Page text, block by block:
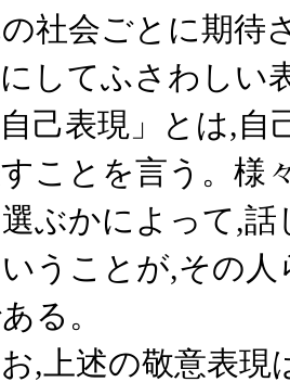
社会ごとに期待
してふさわしい
己表現」とは,自
ことを言う。様
ぶかによって,
うことが,その
る。
,上述の敬意表現